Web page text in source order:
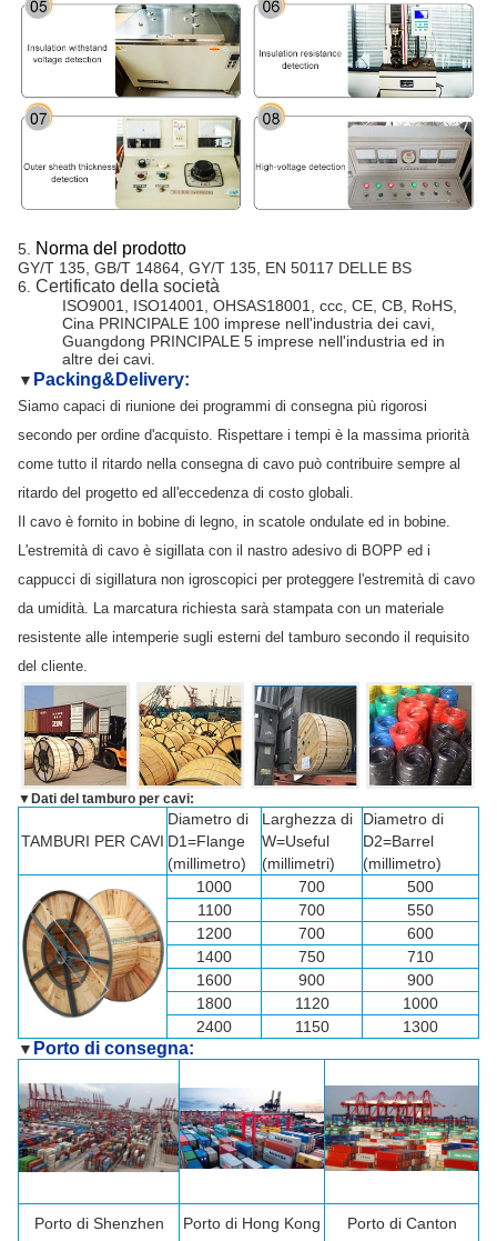
5. Norma del prodotto
GY/T 135, GB/T 14864, GY/T 135, EN 50117 DELLE BS
6. Certificato della società
ISO9001, ISO14001, OHSAS18001, ccc, CE, CB, RoHS,
Cina PRINCIPALE 100 imprese nell'industria dei cavi,
Guangdong PRINCIPALE 5 imprese nell'industria ed in
altre dei cavi.
▼ Packing&Delivery:
Siamo capaci di riunione dei programmi di consegna più rigorosi
secondo per ordine d'acquisto. Rispettare i tempi è la massima priorità
come tutto il ritardo nella consegna di cavo può contribuire sempre al
ritardo del progetto ed all'eccedenza di costo globali.
Il cavo è fornito in bobine di legno, in scatole ondulate ed in bobine.
L'estremità di cavo è sigillata con il nastro adesivo di BOPP ed i
cappucci di sigillatura non igroscopici per proteggere l'estremità di cavo
da umidità. La marcatura richiesta sarà stampata con un materiale
resistente alle intemperie sugli esterni del tamburo secondo il requisito
del cliente.
▼Dati del tamburo per cavi:
TAMBURI PER CAVI
Diametro di
D1=Flange
(millimetro)
Larghezza di
W=Useful
(millimetri)
Diametro di
D2=Barrel
(millimetro)
1000
700
500
1100
700
550
1200
700
600
1400
750
710
1600
900
900
1800
1120
1000
2400
1150
1300
▼ Porto di consegna:
Porto diShenzhen Porto di Hong Kong
Porto di Canton